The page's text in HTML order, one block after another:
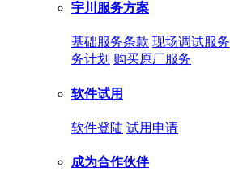
宇川服务方案
基础服务条款 现场调试服务
务计划 购买原厂服务
软件试用
软件登陆 试用申请
成为合作伙伴